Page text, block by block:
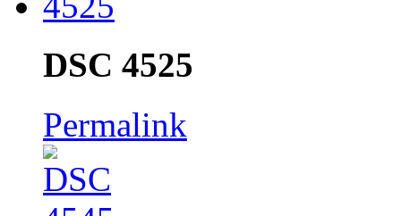
DSC 4525
Permalink